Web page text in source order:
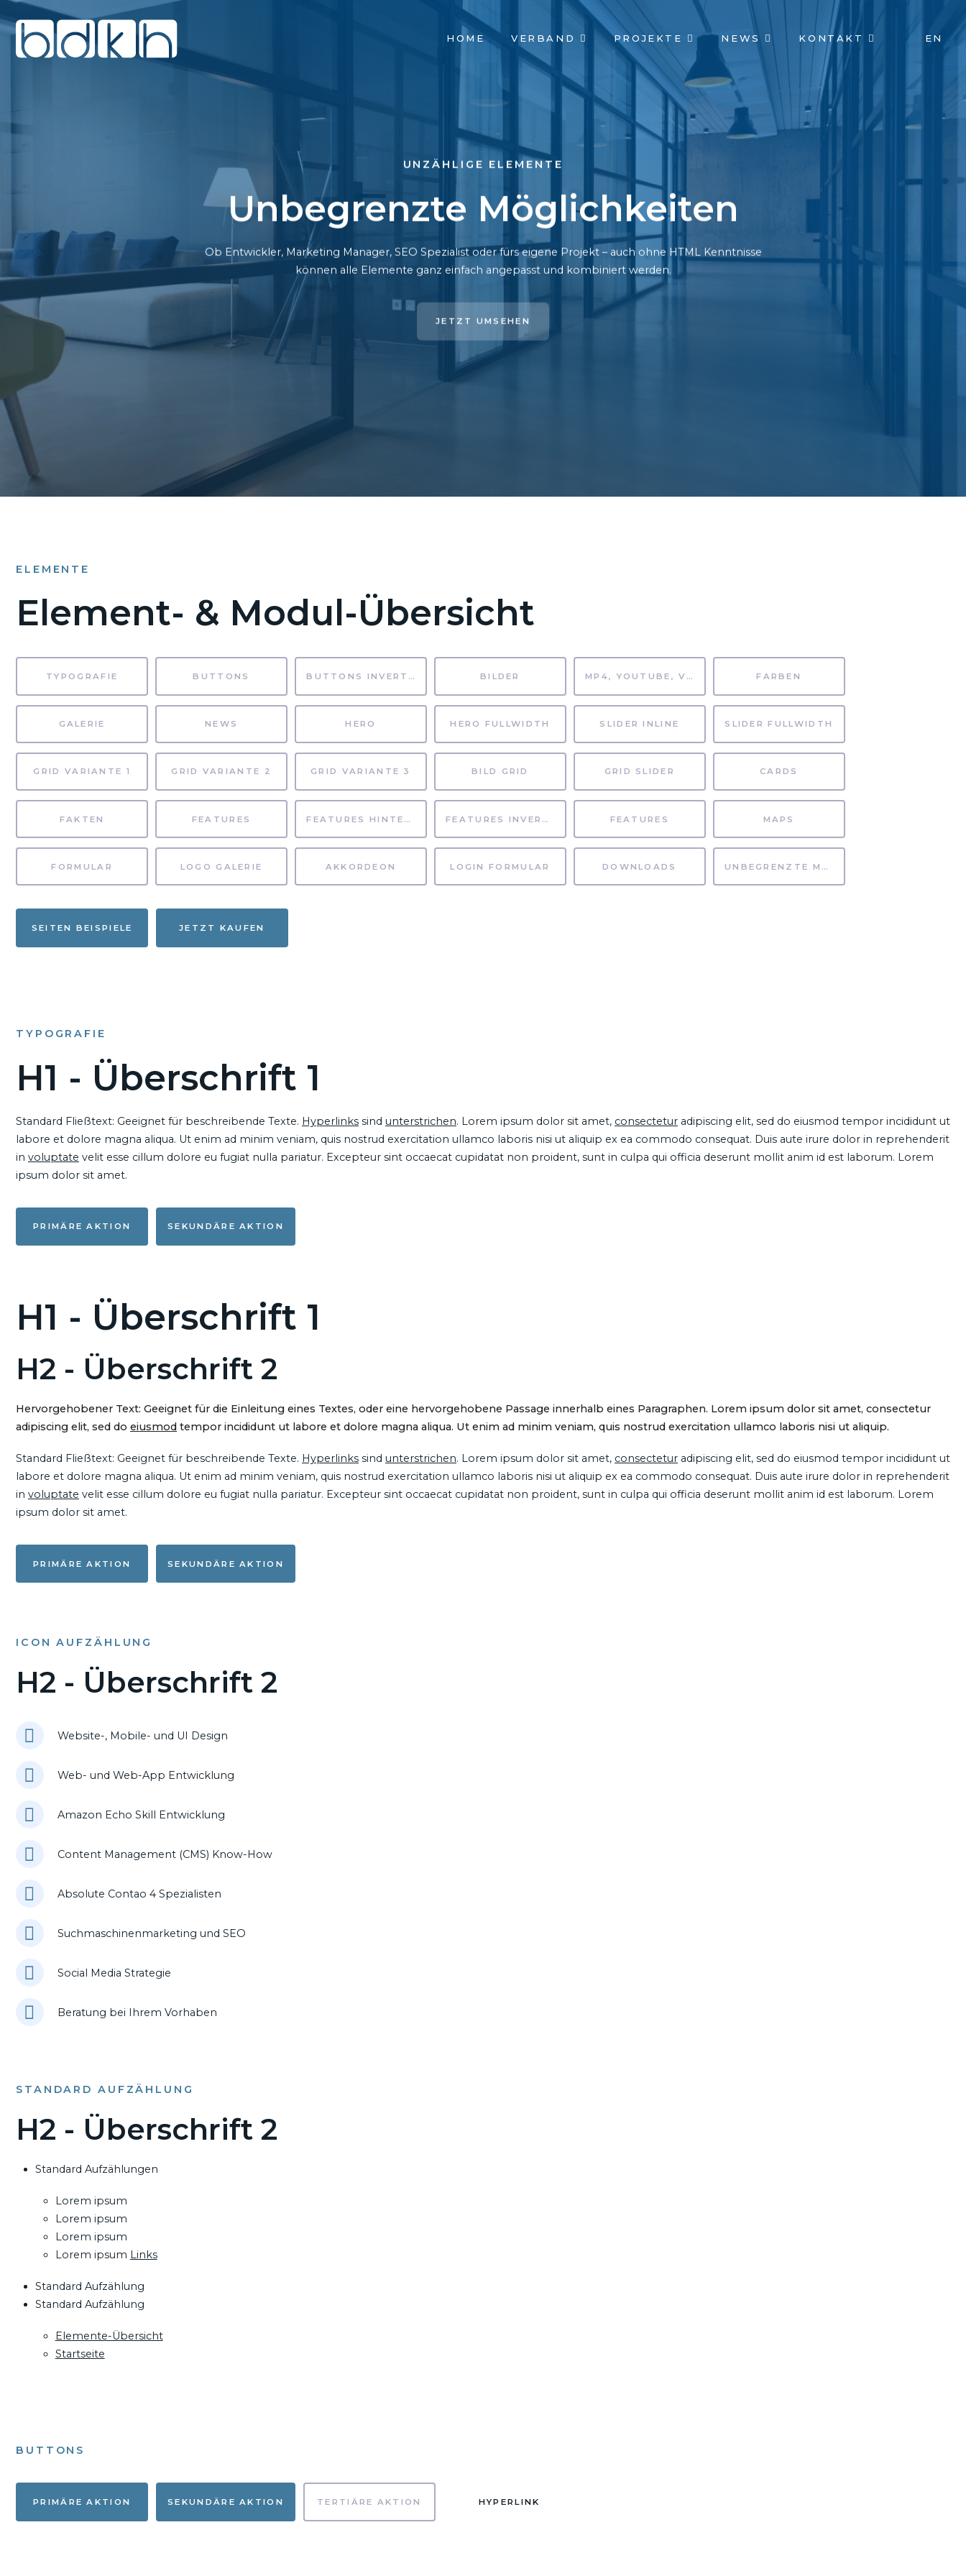
NAVIGATION
ÜBERSPRINGEN
HOME VERBAND PROJEKTE NEWS KONTAKT EN
UNZÄHLIGE ELEMENTE
Unbegrenzte Möglichkeiten
Ob Entwickler, Marketing Manager, SEO Spezialist oder fürs eigene Projekt – auch ohne HTML Kenntnisse
können alle Elemente ganz einfach angepasst und kombiniert werden.
JETZT UMSEHEN
ELEMENTE
Element- & Modul-Übersicht
TYPOGRAFIE BUTTONS BUTTONS INVERTIERT BILDER MP4, YOUTUBE, VIMEO FARBEN
GALERIE NEWS HERO HERO FULLWIDTH SLIDER INLINE SLIDER FULLWIDTH
GRID VARIANTE 1 GRID VARIANTE 2 GRID VARIANTE 3 BILD GRID GRID SLIDER CARDS
FAKTEN FEATURES FEATURES HINTERGRUND FEATURES INVERTIERT FEATURES MAPS
FORMULAR LOGO GALERIE AKKORDEON LOGIN FORMULAR DOWNLOADS UNBEGRENZTE MÖGLICHKEITEN
SEITEN BEISPIELE JETZT KAUFEN
TYPOGRAFIE
H1 - Überschrift 1
Standard Fließtext: Geeignet für beschreibende Texte. Hyperlinks sind unterstrichen. Lorem ipsum dolor sit amet, consectetur adipiscing elit, sed do eiusmod tempor incididunt ut
labore et dolore magna aliqua. Ut enim ad minim veniam, quis nostrud exercitation ullamco laboris nisi ut aliquip ex ea commodo consequat. Duis aute irure dolor in reprehenderit
in voluptate velit esse cillum dolore eu fugiat nulla pariatur. Excepteur sint occaecat cupidatat non proident, sunt in culpa qui officia deserunt mollit anim id est laborum. Lorem
ipsum dolor sit amet.
PRIMÄRE AKTION SEKUNDÄRE AKTION
H1 - Überschrift 1
H2 - Überschrift 2
Hervorgehobener Text: Geeignet für die Einleitung eines Textes, oder eine hervorgehobene Passage innerhalb eines Paragraphen. Lorem ipsum dolor sit amet, consectetur
adipiscing elit, sed do eiusmod tempor incididunt ut labore et dolore magna aliqua. Ut enim ad minim veniam, quis nostrud exercitation ullamco laboris nisi ut aliquip.
Standard Fließtext: Geeignet für beschreibende Texte. Hyperlinks sind unterstrichen. Lorem ipsum dolor sit amet, consectetur adipiscing elit, sed do eiusmod tempor incididunt ut
labore et dolore magna aliqua. Ut enim ad minim veniam, quis nostrud exercitation ullamco laboris nisi ut aliquip ex ea commodo consequat. Duis aute irure dolor in reprehenderit
in voluptate velit esse cillum dolore eu fugiat nulla pariatur. Excepteur sint occaecat cupidatat non proident, sunt in culpa qui officia deserunt mollit anim id est laborum. Lorem
ipsum dolor sit amet.
PRIMÄRE AKTION SEKUNDÄRE AKTION
ICON AUFZÄHLUNG
H2 - Überschrift 2
Website-, Mobile- und UI Design
Web- und Web-App Entwicklung
Amazon Echo Skill Entwicklung
Content Management (CMS) Know-How
Absolute Contao 4 Spezialisten
Suchmaschinenmarketing und SEO
Social Media Strategie
Beratung bei Ihrem Vorhaben
STANDARD AUFZÄHLUNG
H2 - Überschrift 2
Standard Aufzählungen
Lorem ipsum
Lorem ipsum
Lorem ipsum
Lorem ipsum Links
Standard Aufzählung
Standard Aufzählung
Elemente-Übersicht
Startseite
BUTTONS
PRIMÄRE AKTION SEKUNDÄRE AKTION TERTIÄRE AKTION HYPERLINK